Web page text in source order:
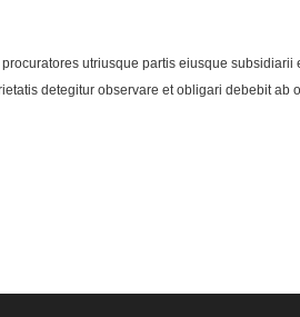
utriusque partis eiusque
detegitur observare et obligari debebit